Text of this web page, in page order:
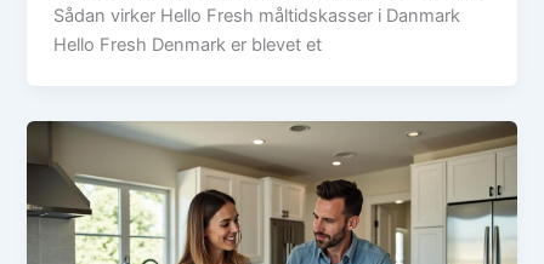
Sådan virker Hello Fresh måltidskasser i Danmark
Hello Fresh Denmark er blevet et